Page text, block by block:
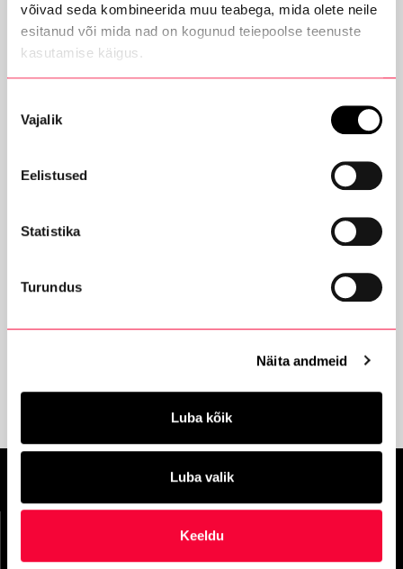
võivad seda kombineerida muu teabega, mida olete neile
esitanud või mida nad on kogunud teiepoolse teenuste
kasutamise käigus.
valik
Vajalik
Eelistused
Statistika
Turundus
Näita andmeid
Luba kõik
Luba valik
Keeldu
Esmaspäev
08.00 - 18.00
Teisipäev
08.00 - 18.00
Kolmapäev
Neljapäev
08.00 - 18.00
Laupäev
Audi videoülevaated
Kõik mudelid